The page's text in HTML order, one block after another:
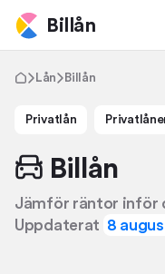
Billån
Lån Billån
Privatlån
Billån
Jämför räntor inför
Uppdaterat 8